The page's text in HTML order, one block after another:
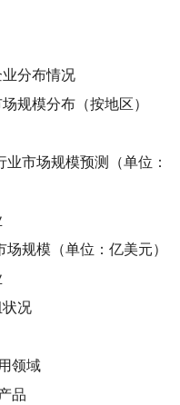
分布情况
规模分布（按地区）
业市场规模预测（单位：
场规模（单位：亿美元）
况
领域
品